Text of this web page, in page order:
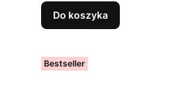
Do koszyka
Bestseller